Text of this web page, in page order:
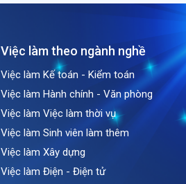
Việc làm theo ngành nghề
Việc làm Kế toán - Kiểm toán
Việc làm Hành chính - Văn phòng
Việc làm Việc làm thời vụ
Việc làm Sinh viên làm thêm
Việc làm Xây dựng
Việc làm Điện - Điện tử